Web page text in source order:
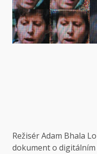
Režisér Adam Bhala
dokument o digitálním